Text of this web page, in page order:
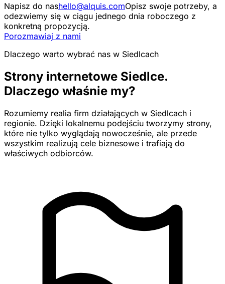
Napisz do nashello@alquis.comOpisz swoje potrzeby, a
odezwiemy się w ciągu jednego dnia roboczego z
konkretną propozycją.
Porozmawiaj z nami
Dlaczego warto wybrać nas w Siedlcach
Strony internetowe Siedlce.
Dlaczego właśnie my?
Rozumiemy realia firm działających w Siedlcach i
regionie. Dzięki lokalnemu podejściu tworzymy strony,
które nie tylko wyglądają nowocześnie, ale przede
wszystkim realizują cele biznesowe i trafiają do
właściwych odbiorców.